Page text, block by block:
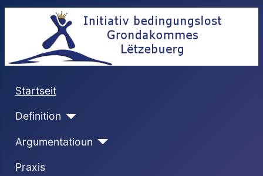
Startseit
Definition
Argumentatioun
Praxis